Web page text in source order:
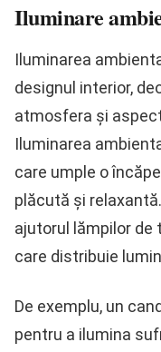
Iluminare
Iluminarea
designul interior,
atmosfera și
Iluminarea
care umple o
plăcută și
ajutorul lămpilor de
care distribuie
De exemplu, un
pentru a ilumina